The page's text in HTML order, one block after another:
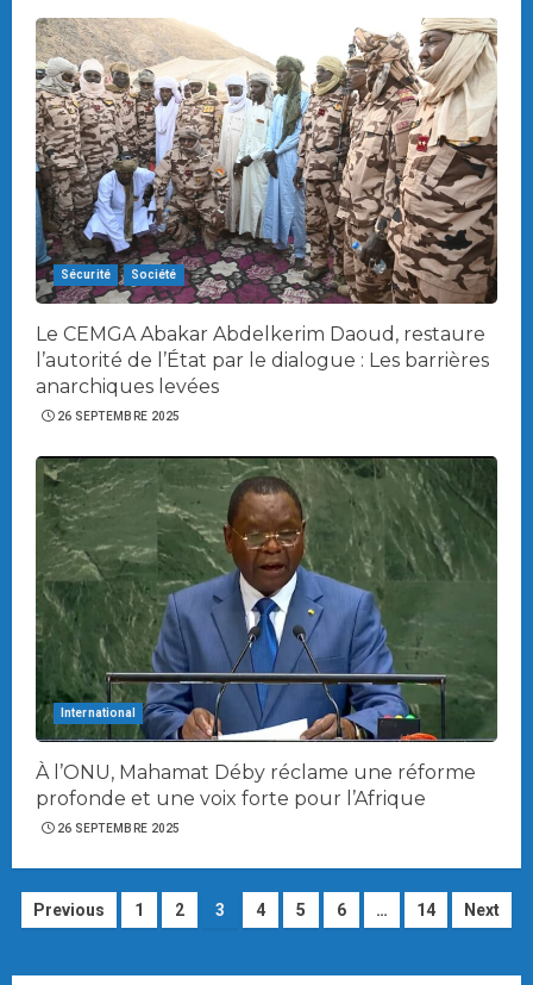
Sécurité Société
Le CEMGA Abakar Abdelkerim Daoud, restaure
l’autorité de l’État par le dialogue : Les barrières
anarchiques levées
26 SEPTEMBRE 2025
International
À l’ONU, Mahamat Déby réclame une réforme
profonde et une voix forte pour l’Afrique
26 SEPTEMBRE 2025
Navigation
Previous 1 2 3 4 5 6 … 14 Next